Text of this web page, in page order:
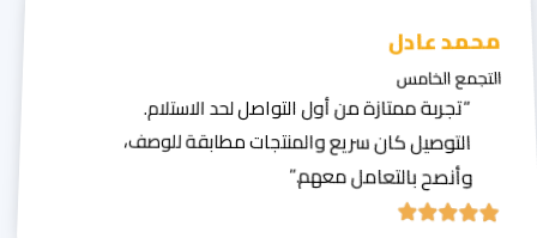
محمد عادل
التجمع الخامس
“تجربة ممتازة من أول التواصل لحد الاستلام.
التوصيل كان سريع والمنتجات مطابقة للوصف،
وأنصح بالتعامل معهم.”